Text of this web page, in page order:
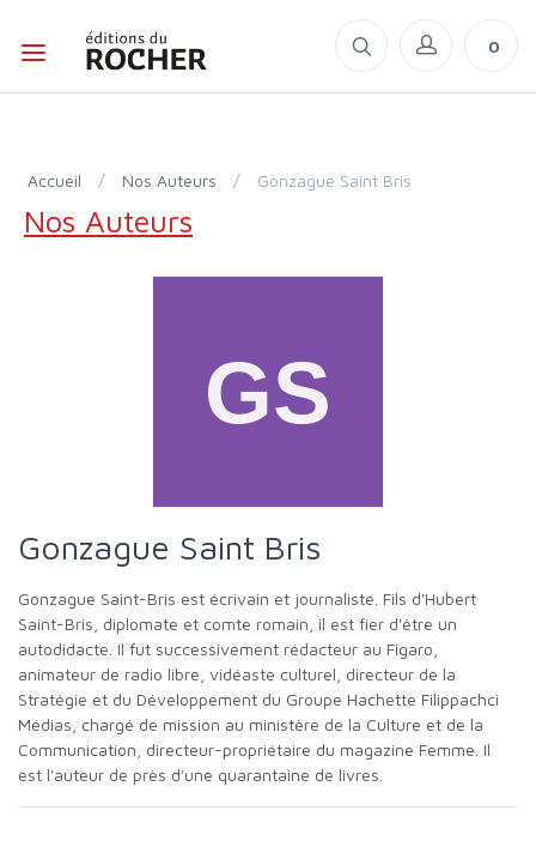
0
Accueil / Nos Auteurs / Gonzague Saint Bris
Nos Auteurs
Gonzague Saint Bris
Gonzague Saint-Bris est écrivain et journaliste. Fils d'Hubert
Saint-Bris, diplomate et comte romain, il est fier d'être un
autodidacte. Il fut successivement rédacteur au Figaro,
animateur de radio libre, vidéaste culturel, directeur de la
Stratégie et du Développement du Groupe Hachette Filippachci
Médias, chargé de mission au ministère de la Culture et de la
Communication, directeur-propriétaire du magazine Femme. Il
est l'auteur de près d'une quarantaine de livres.